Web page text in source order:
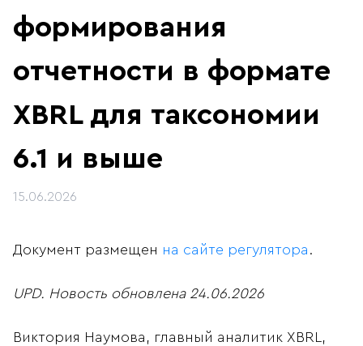
формирования
отчетности в формате
XBRL для таксономии
6.1 и выше
15.06.2026
Документ размещен на сайте регулятора .
UPD. Новость обновлена 24.06.2026
Виктория Наумова, главный аналитик XBRL,